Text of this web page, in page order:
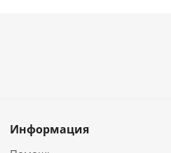
Информация